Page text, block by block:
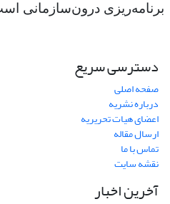
برنامه‌ریزی درون‌سازمانی
دسترسی سریع
صفحه اصلی
درباره نشریه
اعضای هیات تحریریه
ارسال مقاله
تماس با ما
نقشه سایت
آخرین اخبار